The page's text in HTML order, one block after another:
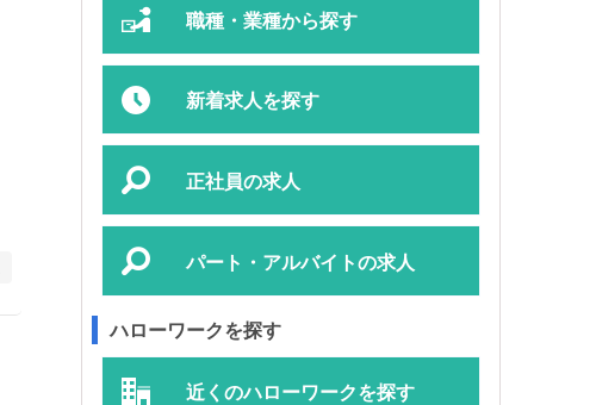
職種・業種から探す
新着求人を探す
正社員の求人
パート・アルバイトの求人
ハローワークを探す
近くのハローワークを探す